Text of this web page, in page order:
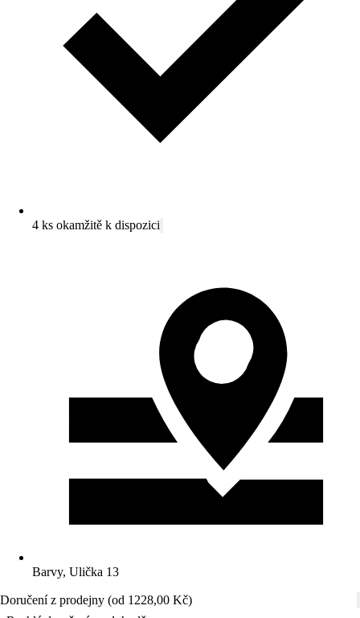
4 ks okamžitě k dispozici
Barvy, Ulička 13
Doručení z prodejny (od 1228,00 Kč)